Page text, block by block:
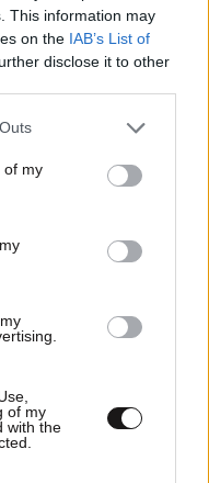
This information may
on the IAB’s List of
disclose it to other
one or more Google
You may click to
its third-party tags to
in below Google
of my
of my
with the
οι φωτιές,